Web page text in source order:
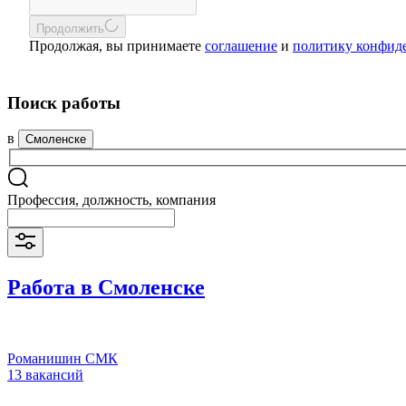
Продолжить
Продолжая, вы принимаете соглашение и политику
Поиск работы
в Смоленске
Профессия, должность, компания
Работа в Смоленске
Романишин СМК
13 вакансий